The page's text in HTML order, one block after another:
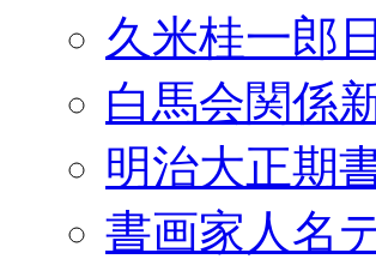
久米桂一郎
白馬会関係
明治大正期
書画家人名